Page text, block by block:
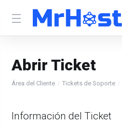
Abrir Ticket
Área del Cliente Tickets de Soporte
Información del Ticket